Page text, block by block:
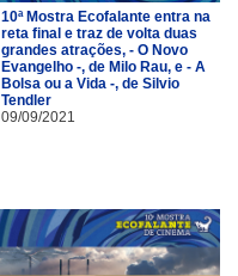
10ª Mostra Ecofalante entra na
reta final e traz de volta duas
grandes atrações, - O Novo
Evangelho -, de Milo Rau, e - A
Bolsa ou a Vida -, de Silvio
Tendler
09/09/2021